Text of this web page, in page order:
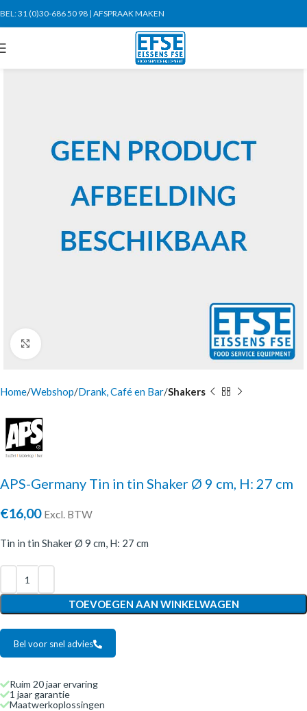
BEL:31 (0)30-686 50 98 | AFSPRAAK MAKEN
Home Webshop Drank, Café en Bar Shakers
APS-Germany Tin in tin Shaker Ø 9 cm, H: 27 cm
€16,00 Excl. BTW
Tin in tin Shaker Ø 9 cm, H: 27 cm
TOEVOEGEN AAN WINKELWAGEN
Bel voor snel advies
Ruim 20 jaar ervaring
1 jaar garantie
Maatwerkoplossingen